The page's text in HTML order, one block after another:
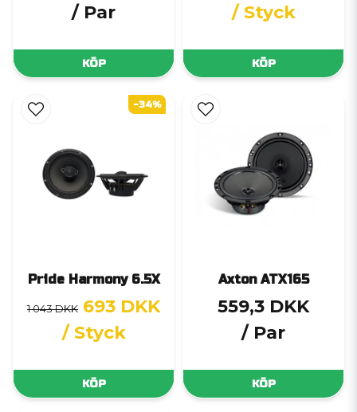
/ Par
KÖP
/ Styck
KÖP
Pride Harmony 6.5X
1 043 DKK 693 DKK
/ Styck
KÖP
-34%
Axton ATX165
559,3 DKK
/ Par
KÖP